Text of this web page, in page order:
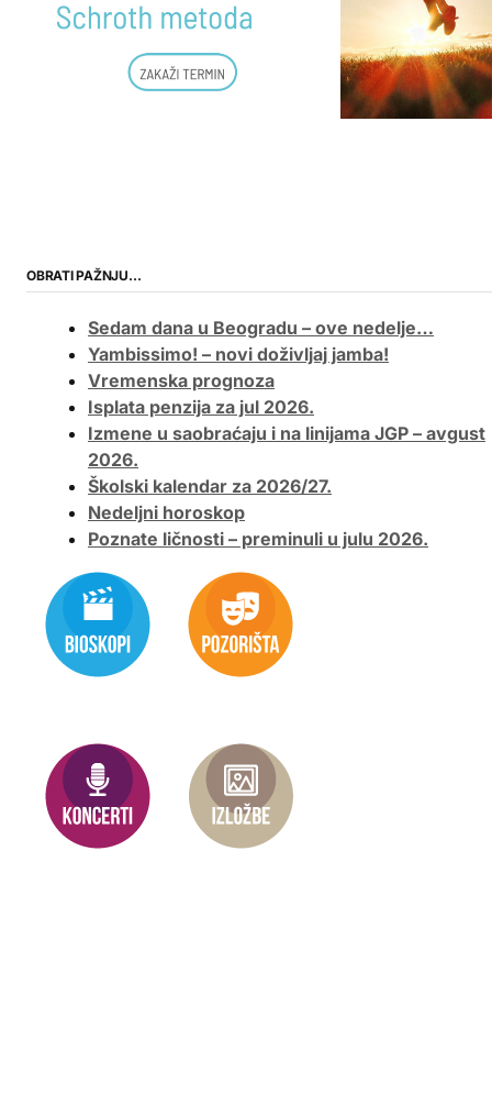
OBRATI PAŽNJU…
Sedam dana u Beogradu – ove nedelje…
Yambissimo! – novi doživljaj jamba!
Vremenska prognoza
Isplata penzija za jul 2026.
Izmene u saobraćaju i na linijama JGP – avgust
2026.
Školski kalendar za 2026/27.
Nedeljni horoskop
Poznate ličnosti – preminuli u julu 2026.